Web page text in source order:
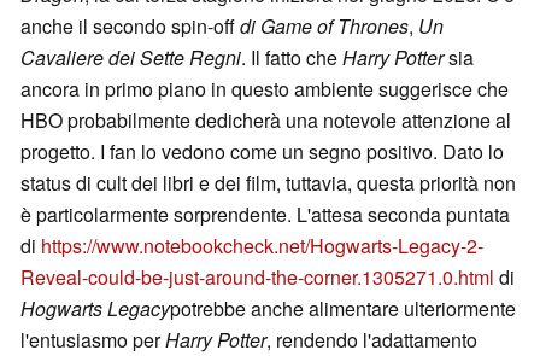
anche il secondo spin-offdi Game of Thrones, Un
Cavaliere dei Sette Regni. Il fatto cheHarry Pottersia
ancora in primo piano in questo ambiente suggerisce che
HBO probabilmente dedicherà una notevole attenzione al
progetto. I fan lo vedono come un segno positivo. Dato lo
status di cult dei libri e dei film, tuttavia, questa priorità non
è particolarmente sorprendente. L'attesa seconda puntata
di https://www.notebookcheck.net/Hogwarts-Legacy-2-
Reveal-could-be-just-around-the-corner.1305271.0.html di
Hogwarts Legacypotrebbe anche alimentare ulteriormente
l'entusiasmo perHarry Potter, rendendo l'adattamento